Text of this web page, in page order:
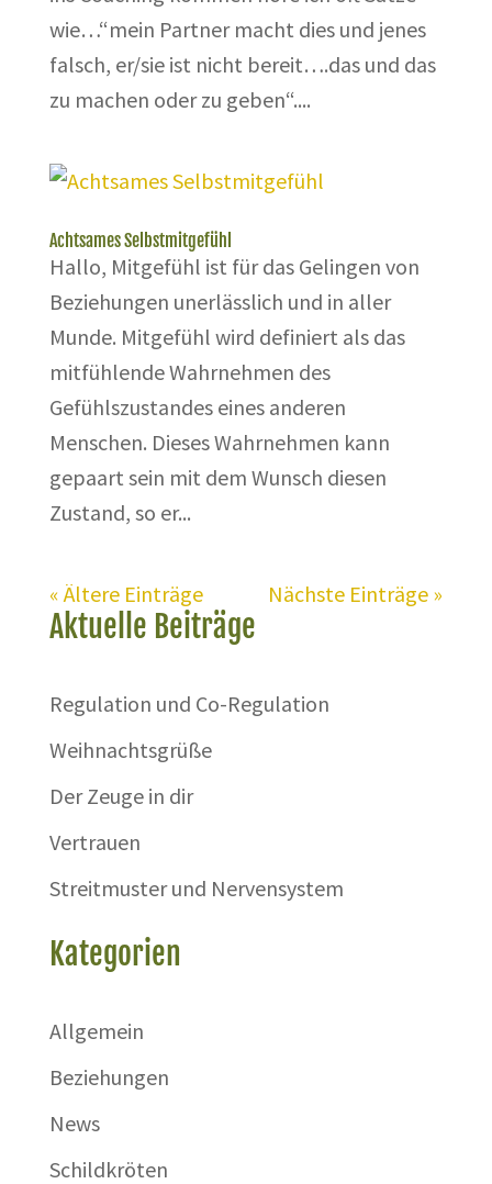
wie…“mein Partner macht dies und jenes
falsch, er/sie ist nicht bereit….das und das
zu machen oder zu geben“....
Achtsames Selbstmitgefühl
Hallo, Mitgefühl ist für das Gelingen von
Beziehungen unerlässlich und in aller
Munde. Mitgefühl wird definiert als das
mitfühlende Wahrnehmen des
Gefühlszustandes eines anderen
Menschen. Dieses Wahrnehmen kann
gepaart sein mit dem Wunsch diesen
Zustand, so er...
« Ältere Einträge Nächste Einträge »
Aktuelle Beiträge
Regulation und Co-Regulation
Weihnachtsgrüße
Der Zeuge in dir
Vertrauen
Streitmuster und Nervensystem
Kategorien
Allgemein
Beziehungen
News
Schildkröten